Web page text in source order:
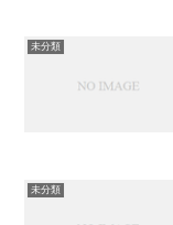
未分類
未分類